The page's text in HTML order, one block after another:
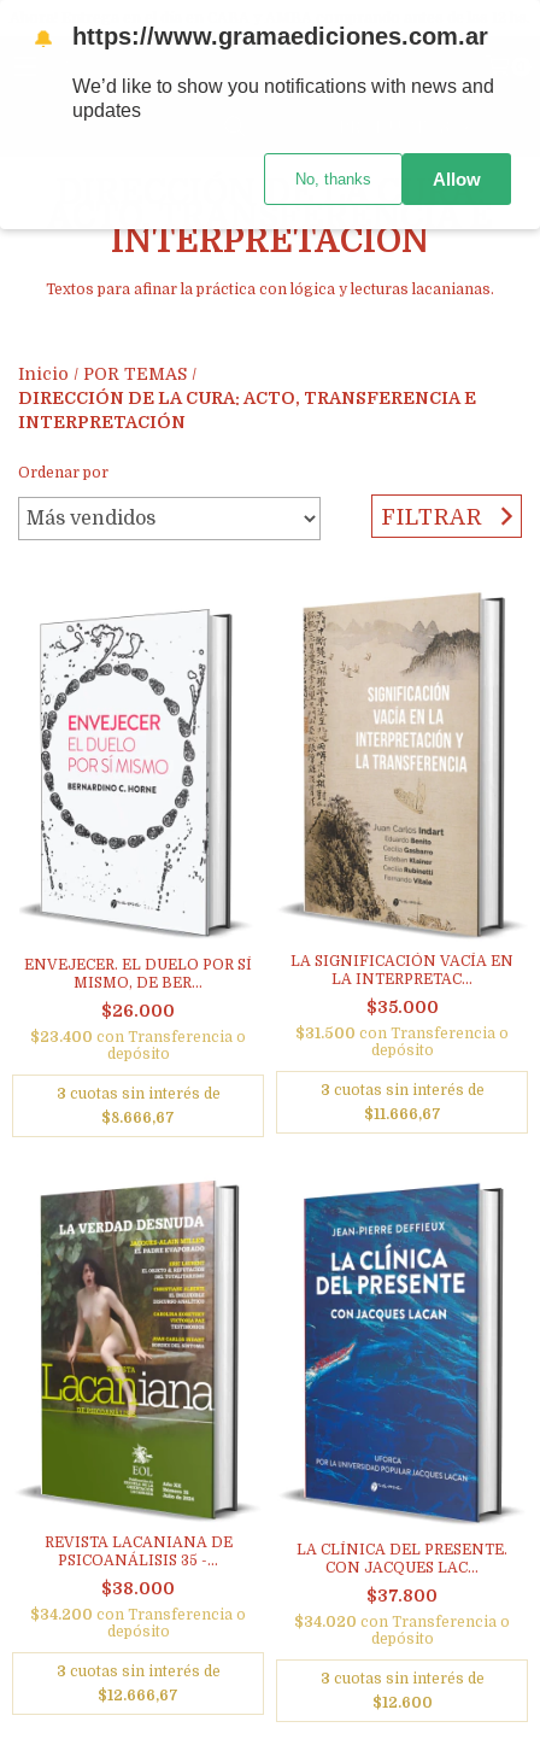
DIRECCIÓN DE LA CURA:
ACTO, TRANSFERENCIA E
INTERPRETACIÓN
Textos para afinar la práctica con lógica y lecturas lacanianas.
Inicio / POR TEMAS /
DIRECCIÓN DE LA CURA: ACTO, TRANSFERENCIA E
INTERPRETACIÓN
Ordenar por
FILTRAR
ENVEJECER. EL DUELO POR SÍ
MISMO, DE BER...
$26.000
$23.400 con Transferencia o
depósito
3 cuotas sin interés de
$8.666,67
LA SIGNIFICACIÓN VACÍA EN
LA INTERPRETAC...
$35.000
$31.500 con Transferencia o
depósito
3 cuotas sin interés de
$11.666,67
REVISTA LACANIANA DE
PSICOANÁLISIS 35 -...
$38.000
$34.200 con Transferencia o
depósito
3 cuotas sin interés de
$12.666,67
LA CLÍNICA DEL PRESENTE.
CON JACQUES LAC...
$37.800
$34.020 con Transferencia o
depósito
3 cuotas sin interés de
$12.600
🔔 https://www.gramaediciones.com.ar
We’d like to show you notifications with news and
updates
No, thanks Allow